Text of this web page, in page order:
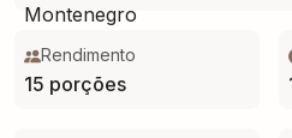
Rendimento
15 porções